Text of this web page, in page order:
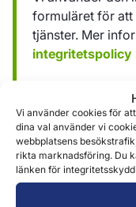
Vi använder cookies för
dina val använder vi
webbplatsens
rikta marknadsföring. Du
länken för
formuläret för att
tjänster. Mer
integritetspolicy